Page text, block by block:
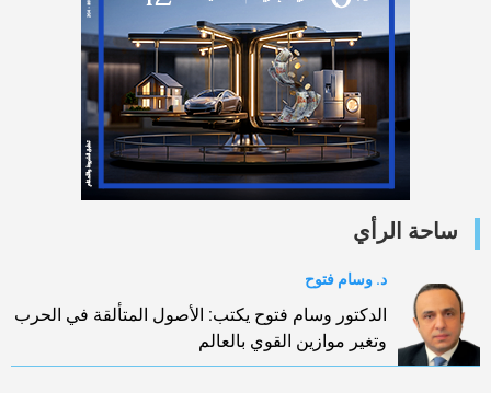
ساحة الرأي
د. وسام فتوح
الدكتور وسام فتوح يكتب: الأصول المتألقة في الحرب
وتغير موازين القوي بالعالم